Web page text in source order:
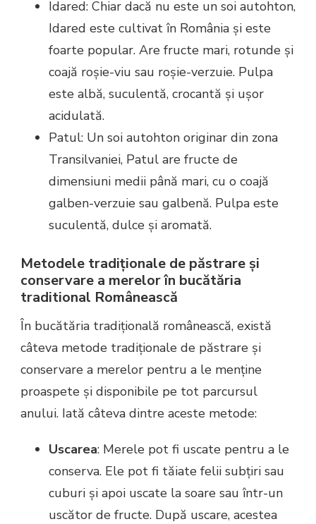
Idared: Chiar dacă nu este un soi autohton,
Idared este cultivat în România și este
foarte popular. Are fructe mari, rotunde și
coajă roșie-viu sau roșie-verzuie. Pulpa
este albă, suculentă, crocantă și ușor
acidulată.
Patul: Un soi autohton originar din zona
Transilvaniei, Patul are fructe de
dimensiuni medii până mari, cu o coajă
galben-verzuie sau galbenă. Pulpa este
suculentă, dulce și aromată.
Metodele tradiționale de păstrare și
conservare a merelor în bucătăria
traditional Românească
În bucătăria tradițională românească, există
câteva metode tradiționale de păstrare și
conservare a merelor pentru a le menține
proaspete și disponibile pe tot parcursul
anului. Iată câteva dintre aceste metode:
Uscarea: Merele pot fi uscate pentru a le
conserva. Ele pot fi tăiate felii subțiri sau
cuburi și apoi uscate la soare sau într-un
uscător de fructe. După uscare, acestea